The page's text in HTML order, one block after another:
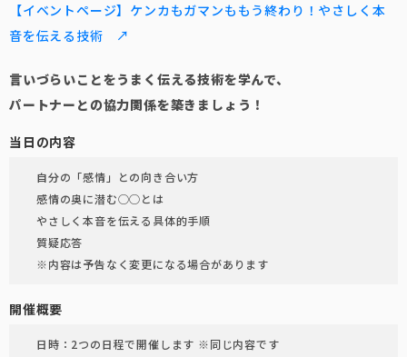
【イベントページ】ケンカもガマンももう終わり！やさしく本
音を伝える技術 ↗
言いづらいことをうまく伝える技術を学んで、
パートナーとの協力関係を築きましょう！
当日の内容
自分の「感情」との向き合い方
感情の奥に潜む◯◯とは
やさしく本音を伝える具体的手順
質疑応答
※内容は予告なく変更になる場合があります
開催概要
日時：2つの日程で開催します ※同じ内容です